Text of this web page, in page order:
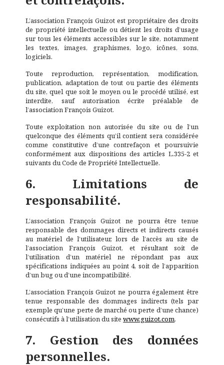
L’association François Guizot est propriétaire des droits
de propriété intellectuelle ou détient les droits d’usage
sur tous les éléments accessibles sur le site, notamment
les textes, images, graphismes, logo, icônes, sons,
logiciels.
Toute reproduction, représentation, modification,
publication, adaptation de tout ou partie des éléments
du site, quel que soit le moyen ou le procédé utilisé, est
interdite, sauf autorisation écrite préalable de
l’association François Guizot.
Toute exploitation non autorisée du site ou de l’un
quelconque des éléments qu’il contient sera considérée
comme constitutive d’une contrefaçon et poursuivie
conformément aux dispositions des articles L.335-2 et
suivants du Code de Propriété Intellectuelle.
6. Limitations de
responsabilité.
L’association François Guizot ne pourra être tenue
responsable des dommages directs et indirects causés
au matériel de l’utilisateur, lors de l’accès au site de
l’association François Guizot, et résultant soit de
l’utilisation d’un matériel ne répondant pas aux
spécifications indiquées au point 4, soit de l’apparition
d’un bug ou d’une incompatibilité.
L’association François Guizot ne pourra également être
tenue responsable des dommages indirects (tels par
exemple qu’une perte de marché ou perte d’une chance)
consécutifs à l’utilisation du sitewww.guizot.com.
7. Gestion des données
personnelles.